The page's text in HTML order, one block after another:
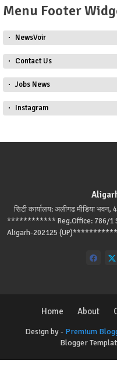
Menu Footer
NewsVoir
Contact Us
Jobs News
Instagram
सिटी कार्यालय: अलीगढ मीडिया
************ Reg.Office: 786/1
Aligarh-202125
Design by - Premium
Blogger
Home About